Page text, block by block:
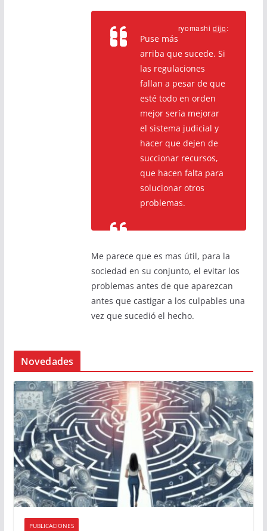
ryomashidijo:
Puse más
arriba que sucede. Si
las regulaciones
fallan a pesar de que
esté todo en orden
mejor sería mejorar
el sistema judicial y
hacer que dejen de
succionar recursos,
que hacen falta para
solucionar otros
problemas.
Me parece que es mas útil, para la
sociedad en su conjunto, el evitar los
problemas antes de que aparezcan
antes que castigar a los culpables una
vez que sucedió el hecho.
Novedades
PUBLICACIONES